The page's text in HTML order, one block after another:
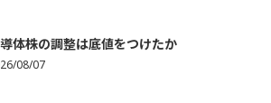
体株の調整は底値をつけたか
08/07